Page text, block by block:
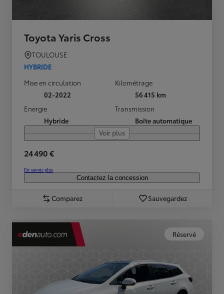
Toyota Yaris Cross
TOULOUSE
HYBRIDE
Mise en circulation
02-2022
Kilométrage
56 415 km
Energie
Hybride
Transmission
Boîte automatique
Voir plus
24 490 €
En savoir plus
Contactez la concession
Comparez Sauvegardez
Réservé